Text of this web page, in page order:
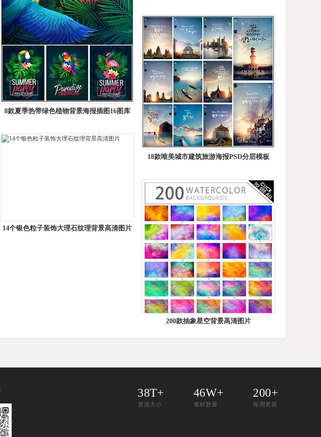
8款夏季热带绿色植物背景海报插图16图库
18款唯美城市建筑旅游海报PSD分层模板
14个银色粒子装饰大理石纹理背景高清图片
200款抽象星空背景高清图片
38T+
资源大小
46W+
素材数量
200+
每周更新